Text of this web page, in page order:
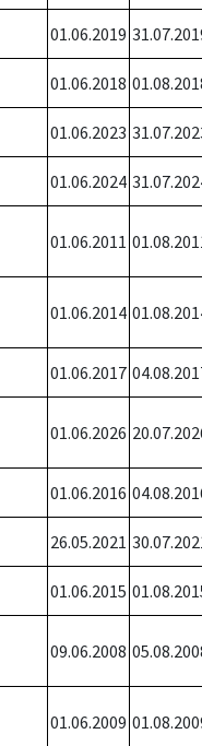
01.06.2019
01.06.2018
01.06.2023
01.06.2024
01.06.2011
01.06.2014
01.06.2017
01.06.2026
01.06.2016
26.05.2021
01.06.2015
09.06.2008
01.06.2009